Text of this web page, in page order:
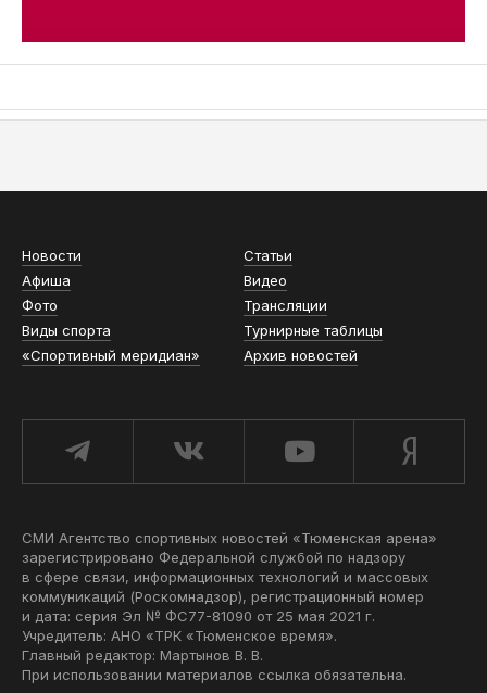
Новости
Статьи
Афиша
Видео
Фото
Трансляции
Виды спорта
Турнирные таблицы
«Спортивный меридиан»
Архив новостей
СМИ Агентство спортивных новостей «Тюменская арена»
зарегистрировано Федеральной службой по надзору
в сфере связи, информационных технологий и массовых
коммуникаций (Роскомнадзор), регистрационный номер
и дата: серия Эл № ФС77-81090 от 25 мая 2021 г.
Учредитель: АНО «ТРК «Тюменское время».
Главный редактор: Мартынов В. В.
При использовании материалов ссылка обязательна.